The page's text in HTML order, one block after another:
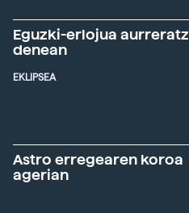
Eguzki-erlojua
denean
EKLIPSEA
Astro erregearen koroa
agerian